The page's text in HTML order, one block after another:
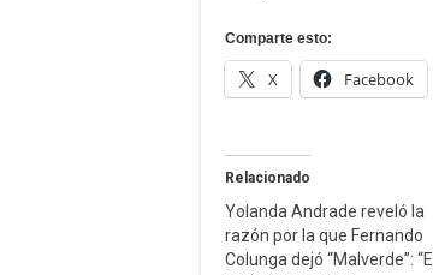
Comparte esto:
X Facebook
Relacionado
Yolanda Andrade reveló la
razón por la que Fernando
Colunga dejó “Malverde”: “El